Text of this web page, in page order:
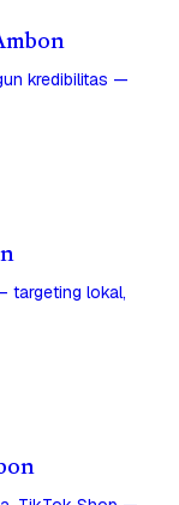
kredibilitas —
targeting lokal,